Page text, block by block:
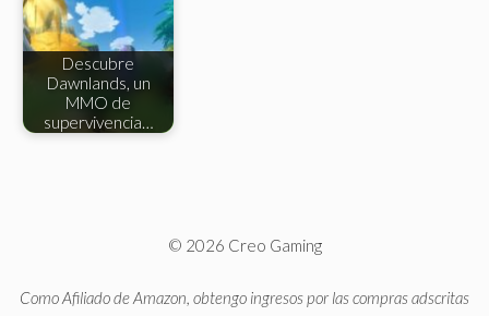
Descubre
Dawnlands, un
MMO de
supervivencia…
© 2026 Creo Gaming
Como Afiliado de Amazon, obtengo ingresos por las compras adscritas